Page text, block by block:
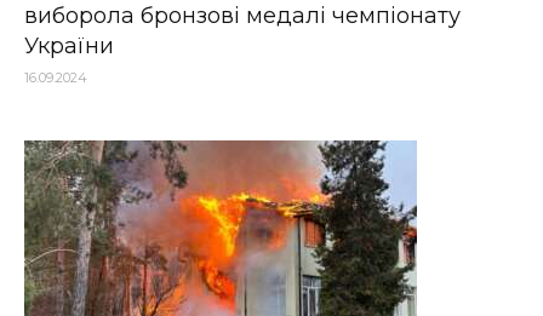
виборола бронзові медалі чемпіонату
України
16.09.2024